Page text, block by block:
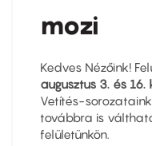
mozi
Kedves Nézőink!
augusztus 3. és 16.
Vetítés-
továbbra is
felületünkön.